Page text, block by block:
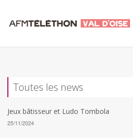
Toutes les news
Jeux bâtisseur et Ludo Tombola
25/11/2024